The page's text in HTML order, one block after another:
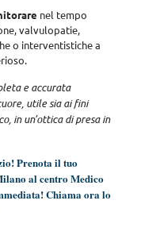
nel tempo
valvulopatie,
o interventistiche a
e accurata
utile sia ai fini
in un’ottica di presa in
Prenota il tuo
al centro Medico
Chiama ora lo